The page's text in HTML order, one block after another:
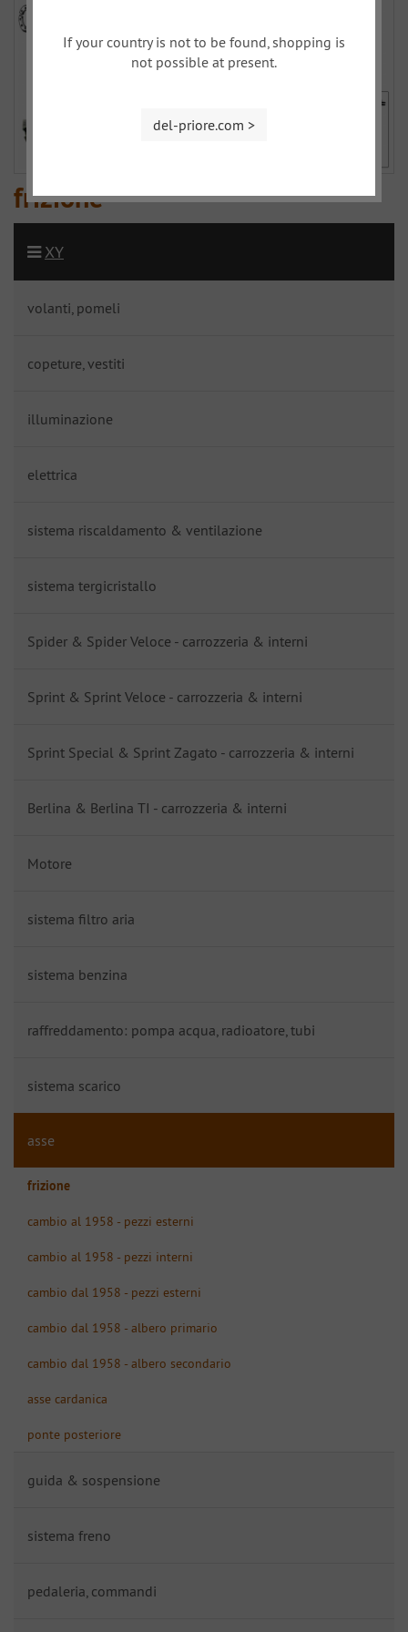
frizione
XY
volanti, pomeli
copeture, vestiti
illuminazione
elettrica
sistema riscaldamento & ventilazione
sistema tergicristallo
Spider & Spider Veloce - carrozzeria & interni
Sprint & Sprint Veloce - carrozzeria & interni
Sprint Special & Sprint Zagato - carrozzeria & interni
Berlina & Berlina TI - carrozzeria & interni
Motore
sistema filtro aria
sistema benzina
raffreddamento: pompa acqua, radioatore, tubi
sistema scarico
asse
frizione
cambio al 1958 - pezzi esterni
cambio al 1958 - pezzi interni
cambio dal 1958 - pezzi esterni
cambio dal 1958 - albero primario
cambio dal 1958 - albero secondario
asse cardanica
ponte posteriore
guida & sospensione
sistema freno
pedaleria, commandi
If your country is not to be found, shopping is
not possible at present.
del-priore.com >